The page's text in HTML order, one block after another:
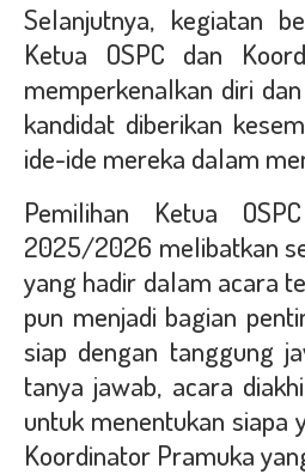
Selanjutnya, kegiatan
Ketua OSPC dan
memperkenalkan diri
kandidat diberikan
ide-ide mereka dalam
Pemilihan Ketua
2025/2026 melibatkan
yang hadir dalam acara
pun menjadi bagian
siap dengan tanggung
tanya jawab, acara
untuk menentukan siapa
Koordinator Pramuka